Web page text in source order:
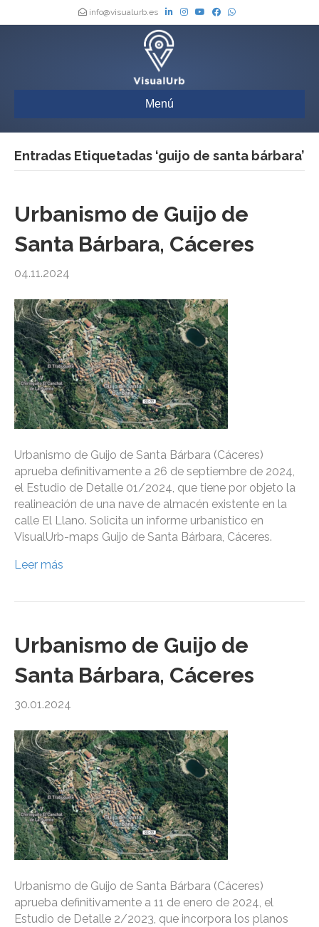
info@visualurb.es
Menú
Entradas Etiquetadas ‘guijo de santa bárbara’
Urbanismo de Guijo de
Santa Bárbara, Cáceres
04.11.2024
Urbanismo de Guijo de Santa Bárbara (Cáceres)
aprueba definitivamente a 26 de septiembre de 2024,
el Estudio de Detalle 01/2024, que tiene por objeto la
realineación de una nave de almacén existente en la
calle El Llano. Solicita un informe urbanístico en
VisualUrb-maps Guijo de Santa Bárbara, Cáceres.
Leer más
Urbanismo de Guijo de
Santa Bárbara, Cáceres
30.01.2024
Urbanismo de Guijo de Santa Bárbara (Cáceres)
aprueba definitivamente a 11 de enero de 2024, el
Estudio de Detalle 2/2023, que incorpora los planos